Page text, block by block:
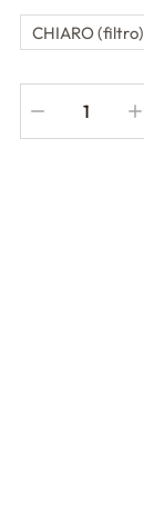
CHIARO (filtro)